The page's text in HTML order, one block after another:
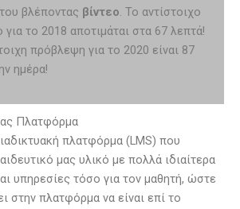
βλέποντας βίντεο. Το αντίστοιχο
για το 2018 αποτιμάται στα 67 λεπτά!
πρόβλεψη για το 2020 είναι 87
ημέρα!
Πλατφόρμα
πλατφόρμα (LMS) που
μας υλικό με πολλά ιδιαίτερα
υπηρεσίες τόσο για τον μαθητή, ώστε
στην πλατφόρμα να είναι επί το